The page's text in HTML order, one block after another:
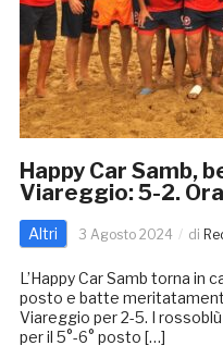
Happy Car Samb,
Viareggio: 5-2.
Altri 3 Agosto 2024 di
L’Happy Car Samb torna in
posto e batte
Viareggio per 2-5. I
per il 5°-6° posto […]